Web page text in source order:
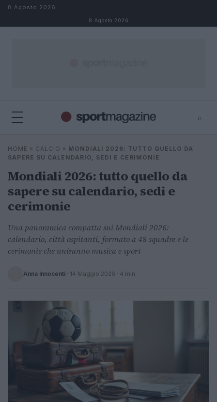
Salta al contenuto
8 Agosto 2026
8 Agosto 2026
⌕
Cerca
⌕
HOME » CALCIO » MONDIALI 2026: TUTTO QUELLO DA
SAPERE SU CALENDARIO, SEDI E CERIMONIE
Mondiali 2026: tutto quello da
sapere su calendario, sedi e
cerimonie
Una panoramica compatta sui Mondiali 2026:
calendario, città ospitanti, formato a 48 squadre e le
cerimonie che uniranno musica e sport
Anna Innocenti · 14 Maggio 2026 · 4 min